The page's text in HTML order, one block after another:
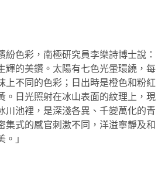
紛色彩，南極研究員李樂詩博士說：
輝的美鑽。太陽有七色光暈環繞，每
上不同的色彩；日出時是橙色和粉紅
。日光照射在冰山表面的紋理上，現
川池裡，是深淺各異、千變萬化的青
集式的感官刺激不同，洋溢寧靜及和
」